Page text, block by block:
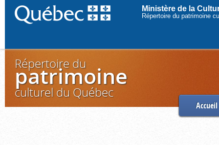
Ministère de la
Répertoire du patrimoine
Répertoire du
patrimoine
culturel du Québec
Accueil